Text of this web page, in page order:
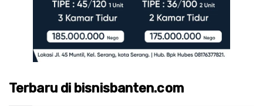
Terbaru di bisnisbanten.com